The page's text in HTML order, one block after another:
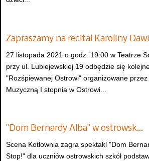
Zapraszamy na recital Karoliny
27 listopada 2021 o godz. 19:00 w Teatrze
przy ul. Lubiejewskiej 19 odbędzie się
"Rozśpiewanej Ostrowi" organizowane przez
Muzyczną I stopnia w Ostrowi...
"Dom Bernardy Alba" w ostrowsk…
Scena Kotłownia zagra spektakl "Dom
Stop!" dla uczniów ostrowskich szkół